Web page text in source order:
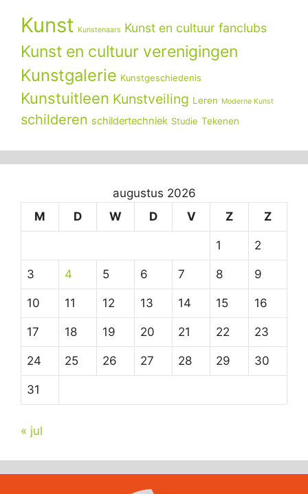
Kunst Kunstenaars Kunst en cultuur fanclubs
Kunst en cultuur verenigingen
Kunstgalerie Kunstgeschiedenis
Kunstuitleen Kunstveiling Leren Moderne Kunst
schilderen schildertechniek Studie Tekenen
augustus 2026
M
D W D V Z Z
1 2
3 4 5 6 7 8 9
10 11 12 13 14 15 16
17 18 19 20 21 22 23
24 25 26 27 28 29 30
31
« jul